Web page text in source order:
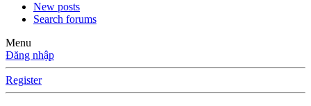
New posts
Search forums
Menu
Đăng nhập
Register